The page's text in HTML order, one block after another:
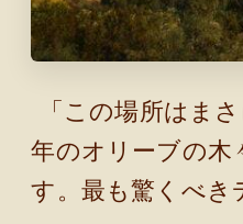
「この場所はま
年のオリーブの木
す。最も驚くべき